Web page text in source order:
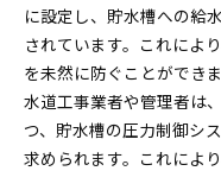
に設定し、貯水槽への給
されています。これによ
を未然に防ぐことができま
水道工事業者や管理者は
つ、貯水槽の圧力制御シ
求められます。これによ